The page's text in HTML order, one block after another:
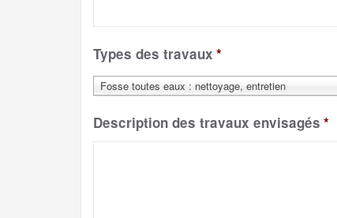
Types des travaux *
Fosse toutes eaux : nettoyage, entretien
Description des travaux envisagés *